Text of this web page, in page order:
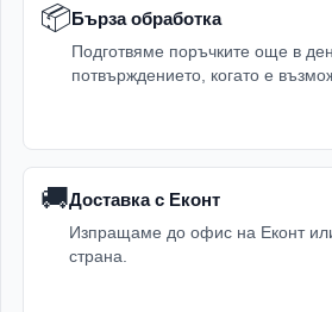
📦Бърза обработка
Подготвяме поръчките още в
потвърждението, когато е
🚚Доставка с Еконт
Изпращаме до офис на Еконт
страна.